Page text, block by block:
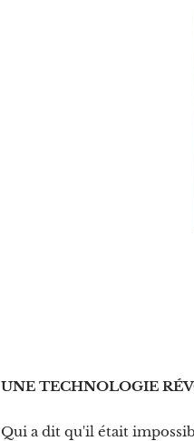
UNE TECHNOLOGIE
Qui a dit qu'il était